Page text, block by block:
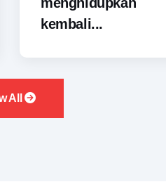
kembali...
All